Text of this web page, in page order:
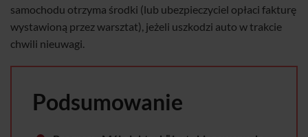
samochodu otrzyma środki (lub ubezpieczyciel opłaci fakturę
wystawioną przez warsztat), jeżeli uszkodzi auto w trakcie
chwili nieuwagi.
Podsumowanie